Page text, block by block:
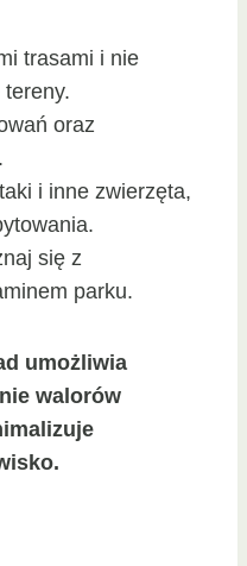
trasami i nie
tereny.
oraz
i inne zwierzęta,
się z
parku.
umożliwia
walorów